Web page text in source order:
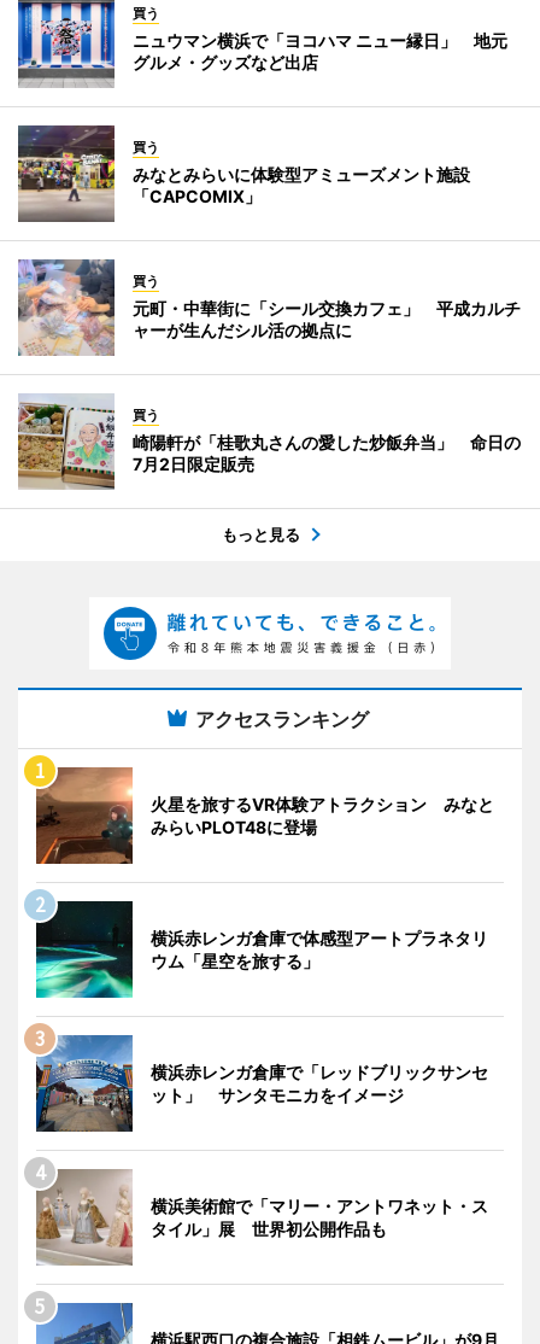
買う
ニュウマン横浜で「ヨコハマ ニュー縁日」 地元
グルメ・グッズなど出店
買う
みなとみらいに体験型アミューズメント施設
「CAPCOMIX」
買う
元町・中華街に「シール交換カフェ」 平成カルチ
ャーが生んだシル活の拠点に
買う
崎陽軒が「桂歌丸さんの愛した炒飯弁当」 命日の
7月2日限定販売
もっと見る
アクセスランキング
火星を旅するVR体験アトラクション みなと
みらいPLOT48に登場
横浜赤レンガ倉庫で体感型アートプラネタリ
ウム「星空を旅する」
横浜赤レンガ倉庫で「レッドブリックサンセ
ット」 サンタモニカをイメージ
横浜美術館で「マリー・アントワネット・ス
タイル」展 世界初公開作品も
横浜駅西口の複合施設「相鉄ムービル」が9月